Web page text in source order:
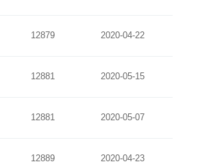
12879 2020-04-22
12881 2020-05-15
12881 2020-05-07
12889 2020-04-23